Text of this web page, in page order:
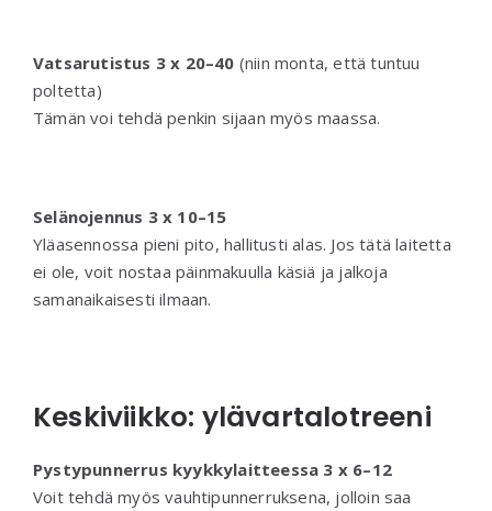
Vatsarutistus 3 x 20–40 (niin monta, että tuntuu
poltetta)
Tämän voi tehdä penkin sijaan myös maassa.
Selänojennus 3 x 10–15
Yläasennossa pieni pito, hallitusti alas. Jos tätä laitetta
ei ole, voit nostaa päinmakuulla käsiä ja jalkoja
samanaikaisesti ilmaan.
Keskiviikko: ylävartalotreeni
Pystypunnerrus kyykkylaitteessa 3 x 6–12
Voit tehdä myös vauhtipunnerruksena, jolloin saa